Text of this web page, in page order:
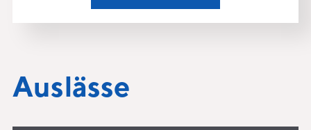
Auslässe